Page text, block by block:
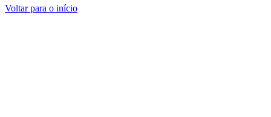
Voltar para o início